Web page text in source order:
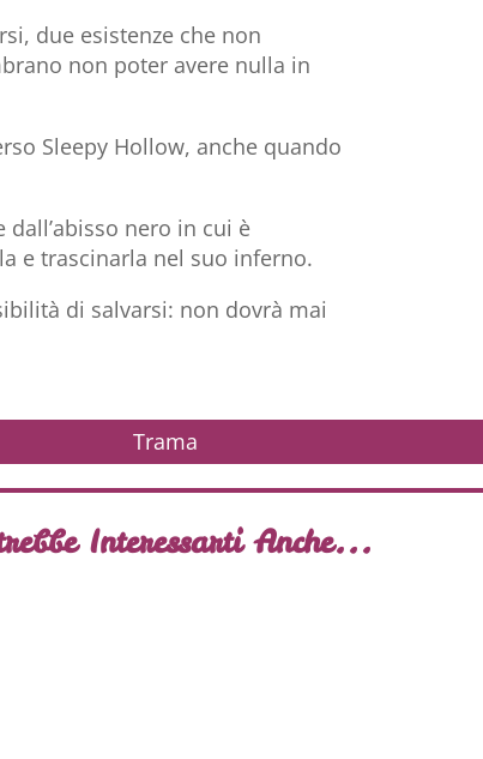
due esistenze che non
non poter avere nulla in
Sleepy Hollow, anche quando
nero in cui è
e trascinarla nel suo inferno.
di salvarsi: non dovrà mai
Trama
Interessarti Anche...